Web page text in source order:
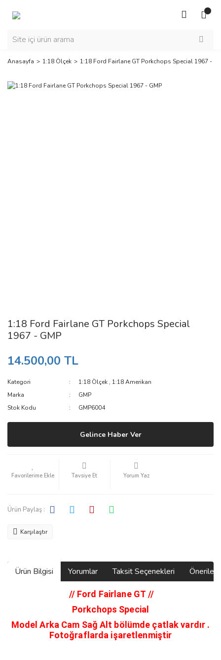
Anasayfa 1:18 Ölçek 1:18 Ford Fairlane GT Porkchops Special 1967 -
1:18 Ford Fairlane GT Porkchops Special
1967 - GMP
14.500,00 TL
Kategori 1:18 Ölçek , 1:18 Amerikan
Marka
GMP
Stok Kodu
GMP6004
Gelince Haber Ver
Tavsiye Et Yorum Yaz
Ürün Paylaş :
Karşılaştır
Ürün Bilgisi Yorumlar Taksit Seçenekleri
// Ford Fairlane GT //
Porkchops Special
Model Arka Cam Sağ Alt bölümde çatlak vardır .
Fotoğraflarda işaretlenmiştir